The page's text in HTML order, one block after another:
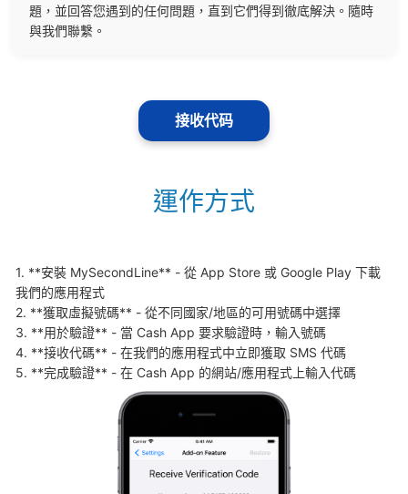
題，並回答您遇到的任何問題，直到它們得到徹底解決。隨時
接收代码
運作方式
1. **安裝 MySecondLine** - 從 App Store 或 Google Play 下載
我們的應用程式
2. **獲取虛擬號碼** - 從不同國家/地區的可用號碼中選擇
3. **用於驗證** - 當 Cash App 要求驗證時，輸入號碼
4. **接收代碼** - 在我們的應用程式中立即獲取 SMS 代碼
5. **完成驗證** - 在 Cash App 的網站/應用程式上輸入代碼